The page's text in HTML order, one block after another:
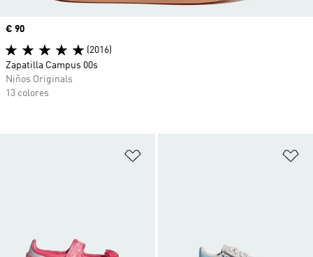
Precio
€ 90
(2016)
Zapatilla Campus 00s
Niños Originals
13 colores